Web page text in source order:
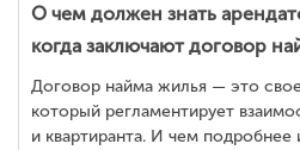
О чем должен знать
когда заключают договор
Договор найма жилья — это
который регламентирует
и квартиранта. И чем подробнее